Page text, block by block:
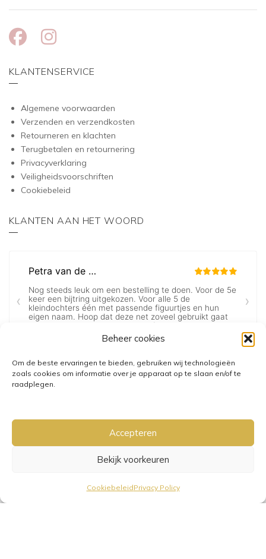
Beheer cookies
Om de beste ervaringen te bieden, gebruiken wij technologieën
zoals cookies om informatie over je apparaat op te slaan en/of te
raadplegen.
Accepteren
Bekijk voorkeuren
CookiebeleidPrivacy Policy
KLANTENSERVICE
Algemene voorwaarden
Verzenden en verzendkosten
Retourneren en klachten
Terugbetalen en retournering
Privacyverklaring
Veiligheidsvoorschriften
Cookiebeleid
KLANTEN AAN HET WOORD
GRATIS VERZENDING VANAF €25,-• VERZENDKOSTEN NL €3,95-